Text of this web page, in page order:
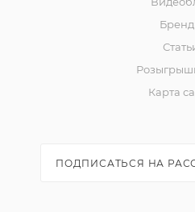
Карта
ПОДПИСАТЬСЯ НА